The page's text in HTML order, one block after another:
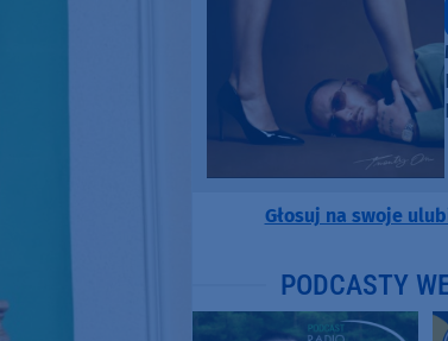
Głosuj na swoje
PODCASTY